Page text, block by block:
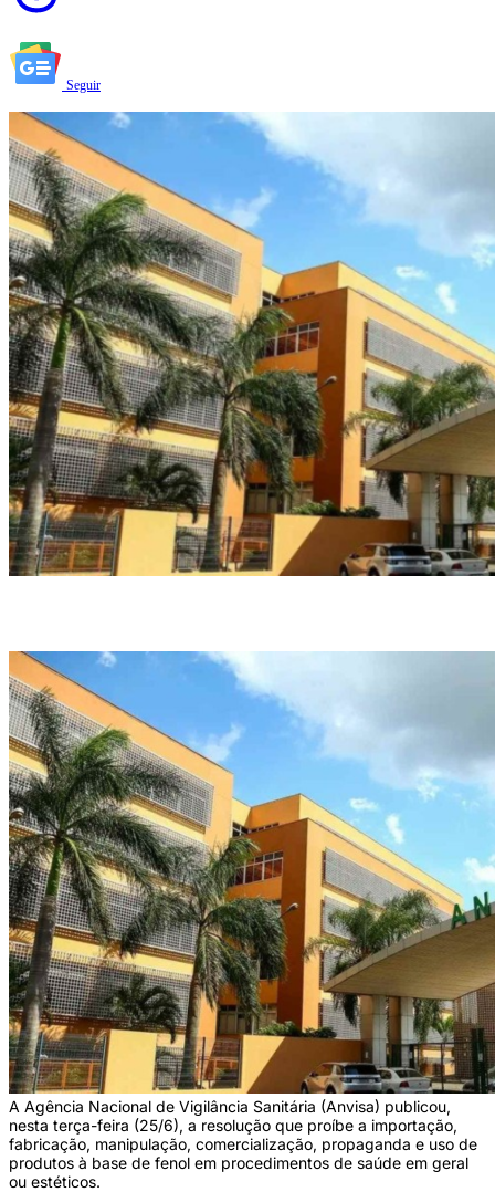
Seguir
A Agência Nacional de Vigilância Sanitária (Anvisa) publicou,
nesta terça-feira (25/6), a resolução que proíbe a importação,
fabricação, manipulação, comercialização, propaganda e uso de
produtos à base de fenol em procedimentos de saúde em geral
ou estéticos.